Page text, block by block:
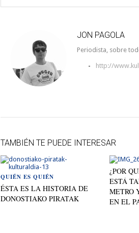
JON PAGOLA
Periodista, sobre
- http://
TAMBIÉN TE PUEDE INTERESAR
QUIÉN ES QUIÉN
ÉSTA ES LA HISTORIA DE
DONOSTIAKO PIRATAK
¿POR
ESTÁ
METRO
EN EL